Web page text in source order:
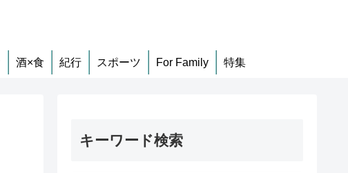
酒×食 紀行 スポーツ For Family 特集
キーワード検索